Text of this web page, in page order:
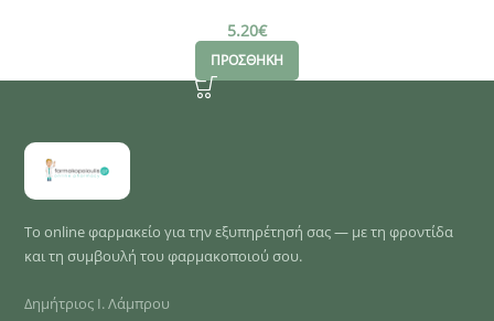
5.20€
ΠΡΟΣΘΗΚΗ
Το online φαρμακείο για την εξυπηρέτησή σας — με τη φροντίδα
και τη συμβουλή του φαρμακοποιού σου.
Δημήτριος Ι. Λάμπρου